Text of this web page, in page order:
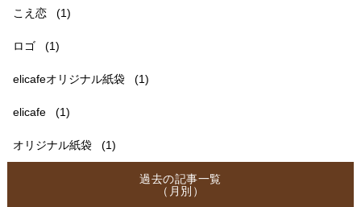
こえ恋 (1)
ロゴ (1)
elicafeオリジナル紙袋 (1)
elicafe (1)
オリジナル紙袋 (1)
過去の記事一覧
（月別）